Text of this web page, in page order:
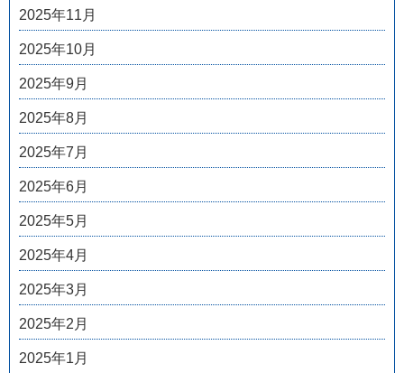
2025年11月
2025年10月
2025年9月
2025年8月
2025年7月
2025年6月
2025年5月
2025年4月
2025年3月
2025年2月
2025年1月